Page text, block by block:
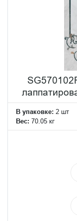
В упаковке: 2 шт
Вес: 70.05 кг